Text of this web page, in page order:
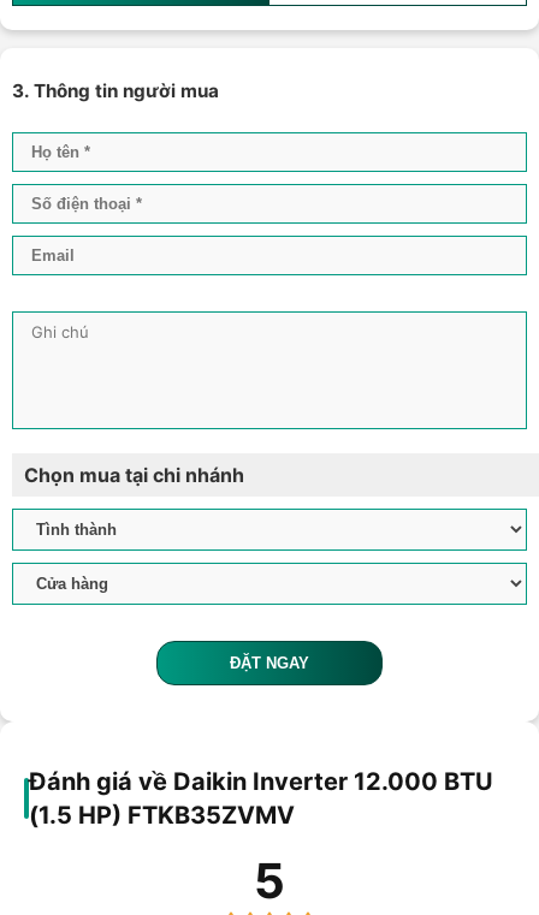
3. Thông tin người mua
Chọn mua tại chi nhánh
ĐẶT NGAY
Đánh giá về Daikin Inverter 12.000 BTU
(1.5 HP) FTKB35ZVMV
5